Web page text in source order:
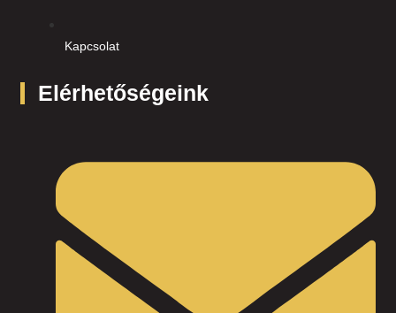
Kapcsolat
Elérhetőségeink